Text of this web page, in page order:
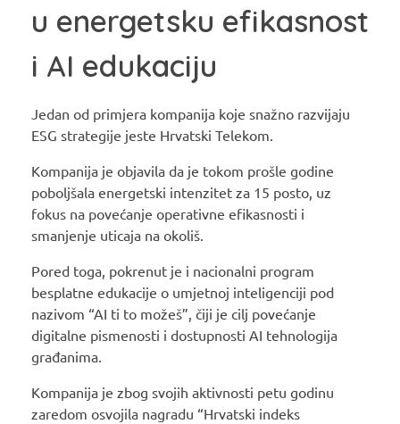
u energetsku efikasnost
i AI edukaciju
Jedan od primjera kompanija koje snažno razvijaju
ESG strategije jeste Hrvatski Telekom.
Kompanija je objavila da je tokom prošle godine
poboljšala energetski intenzitet za 15 posto, uz
fokus na povećanje operativne efikasnosti i
smanjenje uticaja na okoliš.
Pored toga, pokrenut je i nacionalni program
besplatne edukacije o umjetnoj inteligenciji pod
nazivom “AI ti to možeš”, čiji je cilj povećanje
digitalne pismenosti i dostupnosti AI tehnologija
građanima.
Kompanija je zbog svojih aktivnosti petu godinu
zaredom osvojila nagradu “Hrvatski indeks